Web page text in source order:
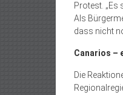
Protest. „Es
Als
dass nicht
Canarios –
Die